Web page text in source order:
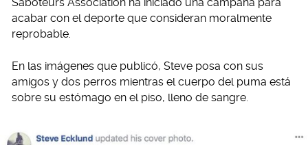
Saboteurs Association ha iniciado una campaña para
acabar con el deporte que consideran moralmente
reprobable.
En las imágenes que publicó, Steve posa con sus
amigos y dos perros mientras el cuerpo del puma está
sobre su estómago en el piso, lleno de sangre.